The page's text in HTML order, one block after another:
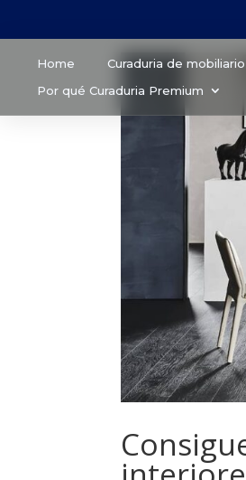
Home
Curaduria de
Por qué Curaduria Premium